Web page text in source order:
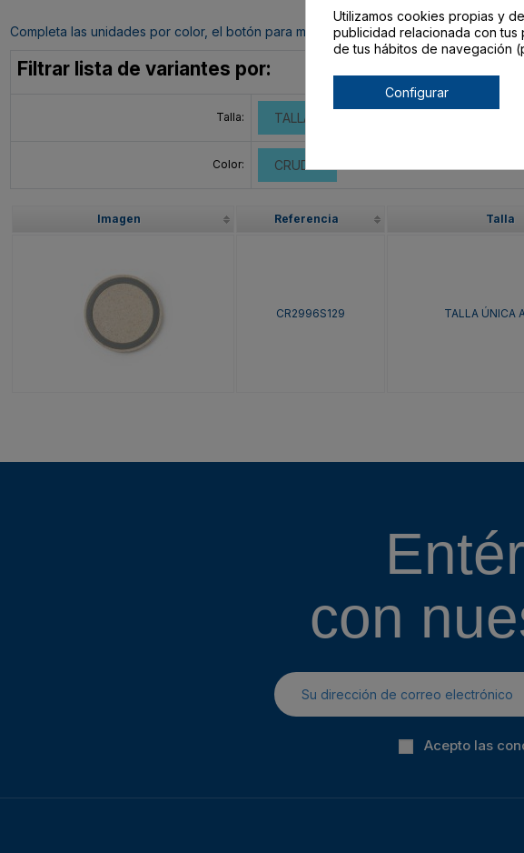
Completa las unidades por color, el botón para mandar tu pedido al carrito lo
Filtrar lista de variantes por:
Talla: TALLA ÚNICA ADULTO
Color: CRUDO
Imagen Referencia Talla
CR2996S129 TALLA ÚNICA
con
Acepto las
Utilizamos cookies propias y
publicidad relacionada con
de tus hábitos de navegación
Configurar